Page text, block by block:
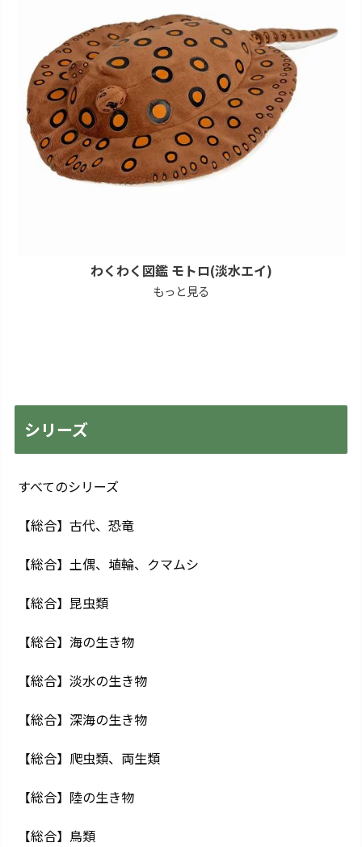
わくわく図鑑 モトロ(淡水エイ)
もっと見る
シリーズ
すべてのシリーズ
【総合】古代、恐竜
【総合】土偶、埴輪、クマムシ
【総合】昆虫類
【総合】海の生き物
【総合】淡水の生き物
【総合】深海の生き物
【総合】爬虫類、両生類
【総合】陸の生き物
【総合】鳥類